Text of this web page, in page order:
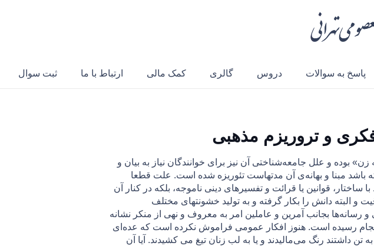
پاسخ به سوالات دروس گالری کمک مالی ارتباط با ما ثبت سوال
و تروریزم مذهبی
بوده و علل جامعه‌شناختی آن نیز برای خوانندگان نیاز به بیان و
باشد مبنا و بهانه‌ی آن مدتهاست تئوريزه شده است. علت قطعا
قوانین یا قرائت و تفسیر‌های دینی ناموجه، بلکه در کنار آن
و البته دانش را بکار گرفته و به تولید خشونتهای مختلف
رسانه‌ها بجانب آمرين و عاملين امر به معروف و نهی از منكر نشانه
رسيده است. هنوز افكار عمومی فراموش نكرده است كه عده‌ای
داشتند رنگ می‌ماليدند و يا به لب زنان تيغ می كشيدند. آيا آن